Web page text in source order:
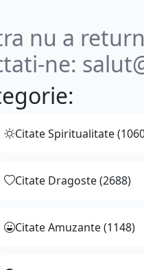
nu a
ne:
Citate Spiritualitate
Citate Dragoste (2688)
Citate Amuzante (1148)